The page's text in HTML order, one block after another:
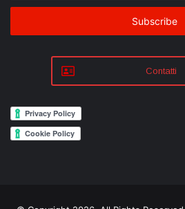
Email
Contatti